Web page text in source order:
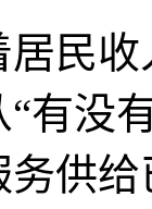
收
有没
务供